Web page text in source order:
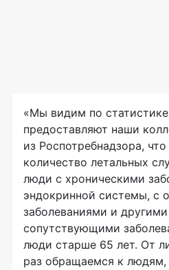
«Мы видим по
предоставляют наши
из Роспотребнадзора,
количество летальных
люди с хроническими
эндокринной системы, с
заболеваниями и
сопутствующими
люди старше 65 лет. От
раз обращаемся к людям,